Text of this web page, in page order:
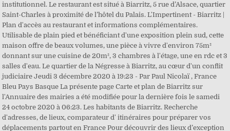
institutionnel. Le restaurant est situé à Biarritz, 5 rue d’Alsace, quartier
Saint-Charles à proximité de l’hôtel du Palais. L'Impertinent - Biarritz |
Plan d'accès au restaurant et informations complémentaires.
Utilisable de plain pied et bénéficiant d'une exposition plein sud, cette
maison offre de beaux volumes, une pièce à vivre d'environ 75m²
donnant sur une cuisine de 20m², 3 chambres à l'étage, une en rdc et 3
salles d'eau. Le quartier de la Négresse à Biarritz, au cœur d'un conflit
judiciaire Jeudi 3 décembre 2020 à 19:23 - Par Paul Nicolaï , France
Bleu Pays Basque La présente page Carte et plan de Biarritz sur
l'Annuaire des mairies a été modifiée pour la dernière fois le samedi
24 octobre 2020 à 06:23. Les habitants de Biarritz. Recherche
d'adresses, de lieux, comparateur d' itinéraires pour préparer vos
déplacements partout en France Pour découvrir des lieux d’exception